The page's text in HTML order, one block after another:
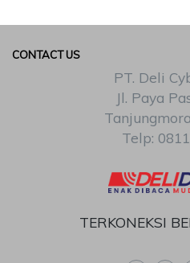
TERKONEKSI
CONTACT US
PT. Deli
Jl. Paya
Telp: